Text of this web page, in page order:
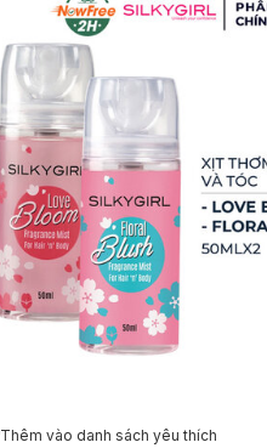
Thêm vào danh sách yêu thích